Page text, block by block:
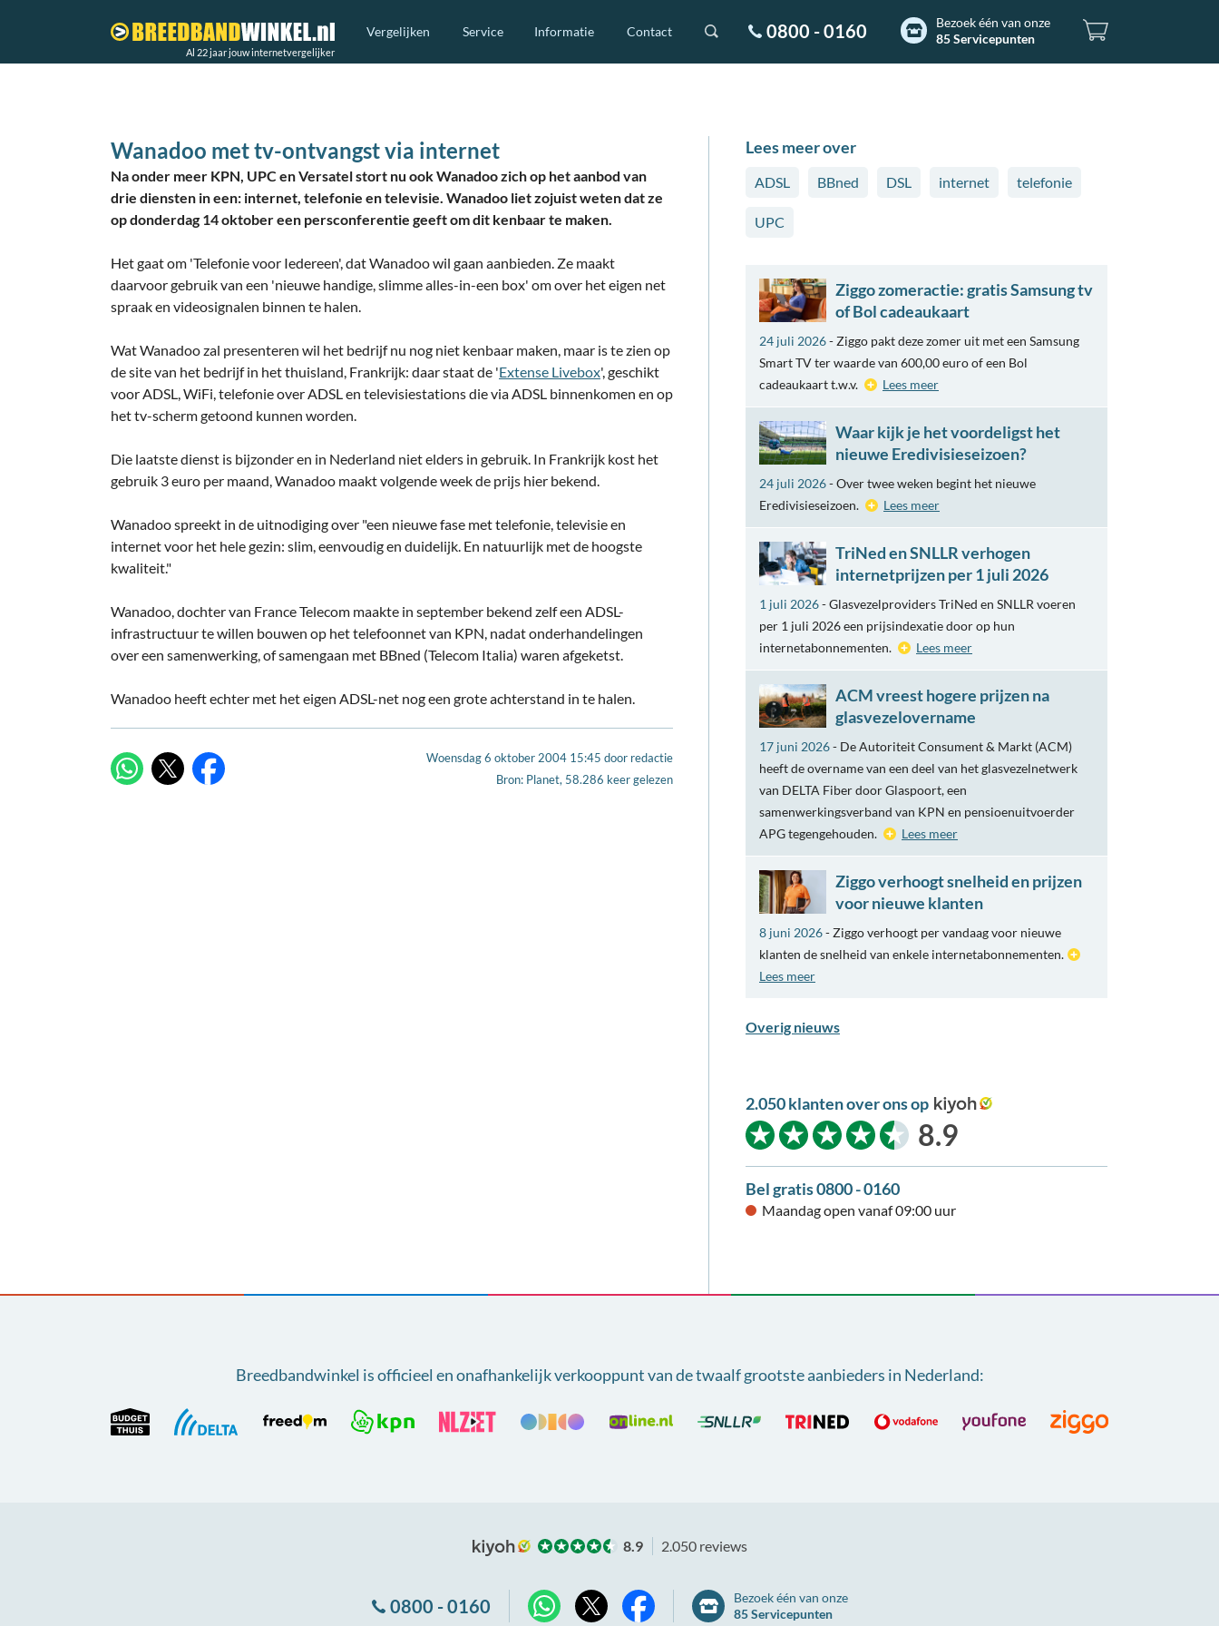
Al 22 jaar jouw internetvergelijker
Vergelijken Service Informatie Contact 0800 - 0160
Bezoek één van onze
85 Servicepunten
Wanadoo met tv-ontvangst via internet
Na onder meer KPN, UPC en Versatel stort nu ook Wanadoo zich op het aanbod van
drie diensten in een: internet, telefonie en televisie. Wanadoo liet zojuist weten dat ze
op donderdag 14 oktober een persconferentie geeft om dit kenbaar te maken.
Het gaat om 'Telefonie voor Iedereen', dat Wanadoo wil gaan aanbieden. Ze maakt
daarvoor gebruik van een 'nieuwe handige, slimme alles-in-een box' om over het eigen net
spraak en videosignalen binnen te halen.
Wat Wanadoo zal presenteren wil het bedrijf nu nog niet kenbaar maken, maar is te zien op
de site van het bedrijf in het thuisland, Frankrijk: daar staat de 'Extense Livebox', geschikt
voor ADSL, WiFi, telefonie over ADSL en televisiestations die via ADSL binnenkomen en op
het tv-scherm getoond kunnen worden.
Die laatste dienst is bijzonder en in Nederland niet elders in gebruik. In Frankrijk kost het
gebruik 3 euro per maand, Wanadoo maakt volgende week de prijs hier bekend.
Wanadoo spreekt in de uitnodiging over "een nieuwe fase met telefonie, televisie en
internet voor het hele gezin: slim, eenvoudig en duidelijk. En natuurlijk met de hoogste
kwaliteit."
Wanadoo, dochter van France Telecom maakte in september bekend zelf een ADSL-
infrastructuur te willen bouwen op het telefoonnet van KPN, nadat onderhandelingen
over een samenwerking, of samengaan met BBned (Telecom Italia) waren afgeketst.
Wanadoo heeft echter met het eigen ADSL-net nog een grote achterstand in te halen.
Woensdag 6 oktober 2004 15:45 door redactie
Bron: Planet, 58.286 keer gelezen
Lees meer over
ADSL BBned DSL internet telefonie
UPC
Ziggo zomeractie: gratis Samsung tv
of Bol cadeaukaart
24 juli 2026- Ziggo pakt deze zomer uit met een Samsung
Smart TV ter waarde van 600,00 euro of een Bol
cadeaukaart t.w.v.
Lees meer
Waar kijk je het voordeligst het
nieuwe Eredivisieseizoen?
24 juli 2026- Over twee weken begint het nieuwe
Eredivisieseizoen.
Lees meer
TriNed en SNLLR verhogen
internetprijzen per 1 juli 2026
1 juli 2026- Glasvezelproviders TriNed en SNLLR voeren
per 1 juli 2026 een prijsindexatie door op hun
internetabonnementen.
Lees meer
ACM vreest hogere prijzen na
glasvezelovername
17 juni 2026- De Autoriteit Consument & Markt (ACM)
heeft de overname van een deel van het glasvezelnetwerk
van DELTA Fiber door Glaspoort, een
samenwerkingsverband van KPN en pensioenuitvoerder
APG tegengehouden.
Lees meer
Ziggo verhoogt snelheid en prijzen
voor nieuwe klanten
8 juni 2026- Ziggo verhoogt per vandaag voor nieuwe
klanten de snelheid van enkele internetabonnementen.
Lees meer
Overig nieuws
2.050 klanten over ons op
kiyoh
8.9
Bel gratis 0800 - 0160
Maandag open vanaf 09:00 uur
Breedbandwinkel is officieel en onafhankelijk verkooppunt vande twaalf grootste aanbieders in Nederland:
8.9 2.050 reviews
0800 - 0160
Bezoek één van onze
85 Servicepunten